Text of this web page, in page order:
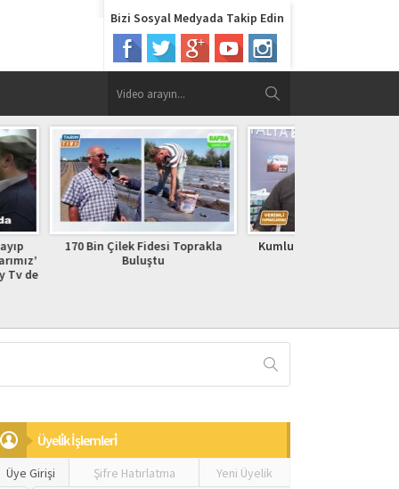
Bizi Sosyal Medyada Takip Edin
Toprakla
Kumlucaya özgü civge yemeği
Üyeli̇k İşlemleri̇
Üye Girişi Şifre Hatırlatma Yeni Üyelik